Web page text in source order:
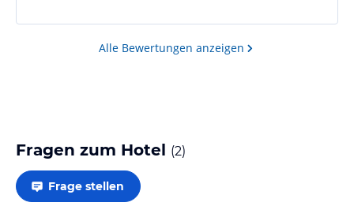
Alle Bewertungen anzeigen
Fragen zum Hotel (2)
Frage stellen